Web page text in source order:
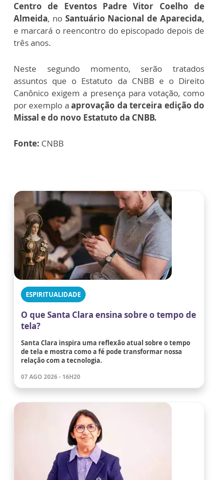
Centro de Eventos Padre Vitor Coelho de
Almeida, no Santuário Nacional de Aparecida,
e marcará o reencontro do episcopado depois de
três anos.
Neste segundo momento, serão tratados
assuntos que o Estatuto da CNBB e o Direito
Canônico exigem a presença para votação, como
por exemplo aaprovação da terceira edição do
Missal e do novo Estatuto da CNBB.
Fonte: CNBB
ESPIRITUALIDADE
O que Santa Clara ensina sobre o tempo de
tela?
Santa Clara inspira uma reflexão atual sobre o tempo
de tela e mostra como a fé pode transformar nossa
relação com a tecnologia.
07 AGO 2026 - 16H20